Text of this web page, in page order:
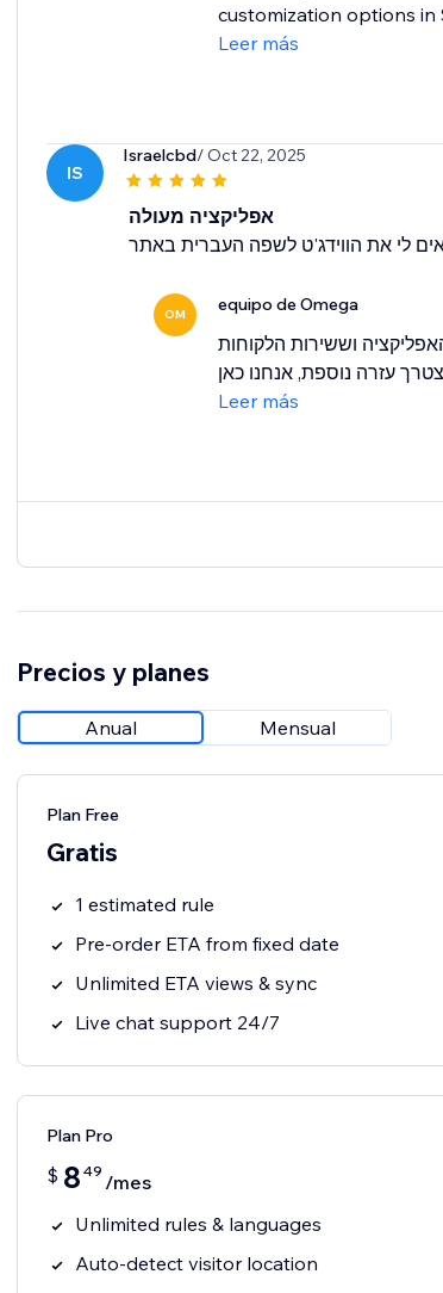
customization options in
Leer más
IS
Israelcbd/ Oct 22, 2025
אפליקציה מעולה
OM equipo de Omega
וששירות הלקוחות
Leer más
Precios y planes
Anual Mensual
Plan Free
Gratis
1 estimated rule
Pre-order ETA from fixed date
Unlimited ETA views & sync
Live chat support 24/7
Plan Pro
$ 8 49 /mes
Unlimited rules & languages
Auto-detect visitor location